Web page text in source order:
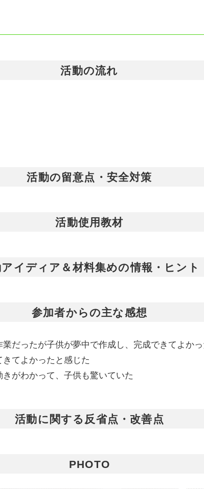
活動の流れ
活動の留意点・安全対策
活動使用教材
イディア＆材料集めの情報・ヒント
参加者からの主な感想
だったが子供が夢中で作成し、完成できてよか
てよかったと感じた
がわかって、子供も驚いていた
活動に関する反省点・改善点
PHOTO